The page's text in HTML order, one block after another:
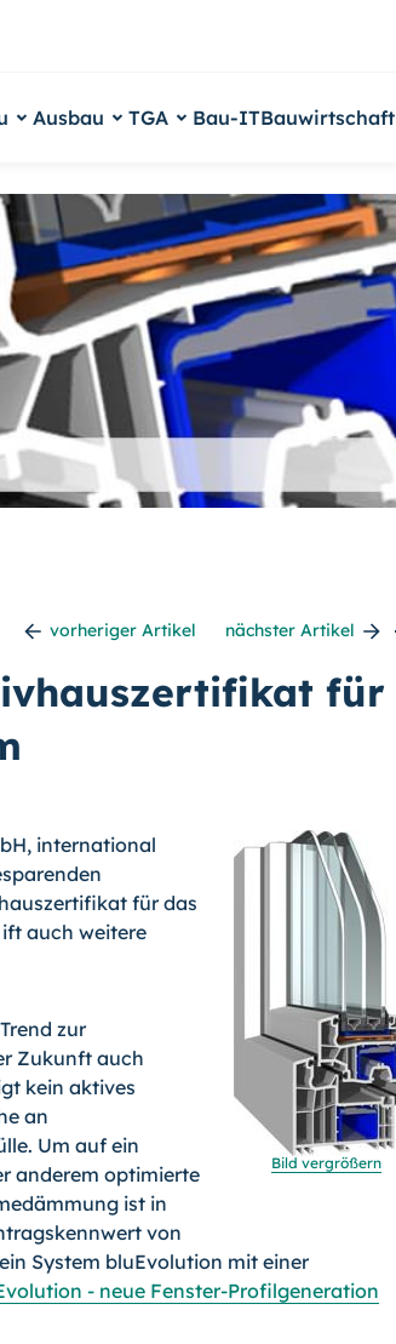
Ausbau TGA Bau-ITBauwirtschaft
vorheriger Artikel nächster Artikel
für
Bild vergrößern
international
für das
auch weitere
zur
Zukunft auch
kein aktives
an
Um auf ein
anderem optimierte
ist in
von
System bluEvolution mit einer
- neue Fenster-Profilgeneration